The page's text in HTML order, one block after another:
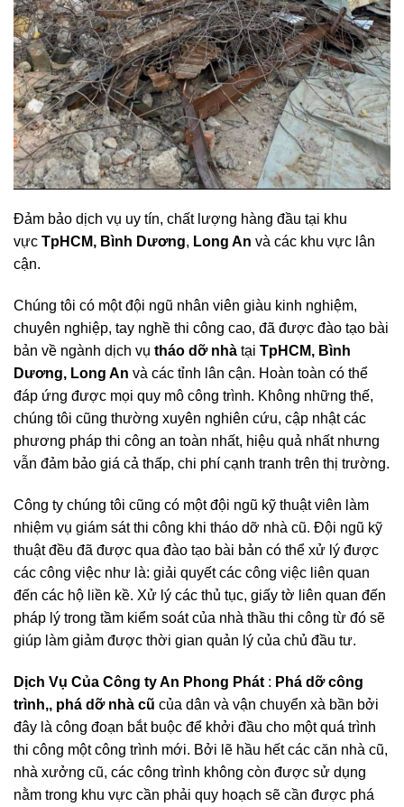
Đảm bảo dịch vụ uy tín, chất lượng hàng đầu tại khu
vực
Chúng tôi có một đội ngũ nhân viên giàu kinh nghiệm,
chuyên nghiệp, tay nghề thi công cao, đã được đào tạo bài
bản về ngành dịch vụtháo dỡ nhàtại TpHCM, Bình
Dương, Long Anvà các tỉnh lân cận. Hoàn toàn có thể
đáp ứng được mọi quy mô công trình. Không những thế,
chúng tôi cũng thường xuyên nghiên cứu, cập nhật các
phương pháp thi công an toàn nhất, hiệu quả nhất nhưng
Công ty chúng tôi cũng có một đội ngũ kỹ thuật viên làm
nhiệm vụ giám sát thi công khi tháo dỡ nhà cũ. Đội ngũ kỹ
thuật đều đã được qua đào tạo bài bản có thể xử lý được
các công việc như là: giải quyết các công việc liên quan
đến các hộ liền kề. Xử lý các thủ tục, giấy tờ liên quan đến
pháp lý trong tầm kiểm soát của nhà thầu thi công từ đó sẽ
Dịch Vụ Của Công ty An Phong Phát:Phá dỡ công
trình,, phá dỡ nhà cũcủa dân và vận chuyển xà bần bởi
đây là công đoạn bắt buộc để khởi đầu cho một quá trình
thi công một công trình mới. Bởi lẽ hầu hết các căn nhà cũ,
nhà xưởng cũ, các công trình không còn được sử dụng